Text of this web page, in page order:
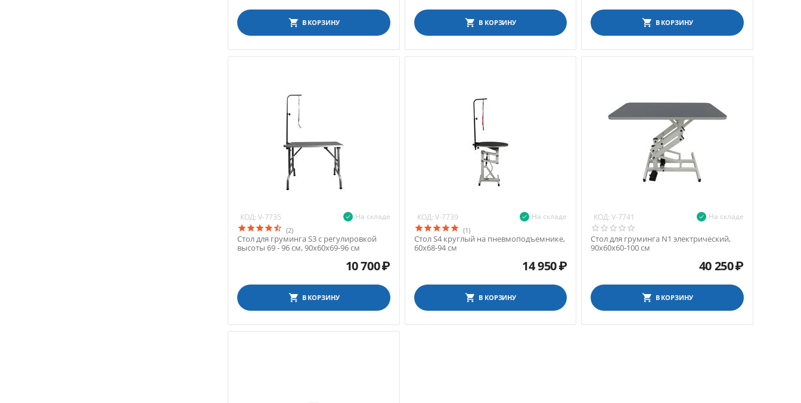
В КОРЗИНУ В КОРЗИНУ В КОРЗИНУ
КОД: V-7735 На складе
(2)
Стол для груминга S3 с регулировкой
высоты 69 - 96 см, 90х60х69-96 см
10 700₽
В КОРЗИНУ
КОД: V-7739 На складе
(1)
Стол S4 круглый на пневмоподъемнике,
60х68-94 см
14 950₽
В КОРЗИНУ
КОД: V-7741 На складе
Стол для груминга N1 электрический,
90х60х60-100 см
40 250₽
В КОРЗИНУ